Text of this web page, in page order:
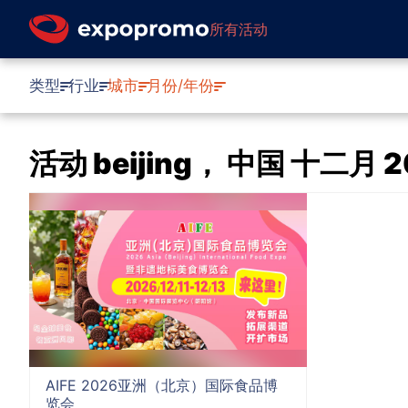
所有活动
类型 行业 城市 月份/年份
活动 beijing， 中国 十二月
AIFE 2026亚洲（北京）国际食品博
览会